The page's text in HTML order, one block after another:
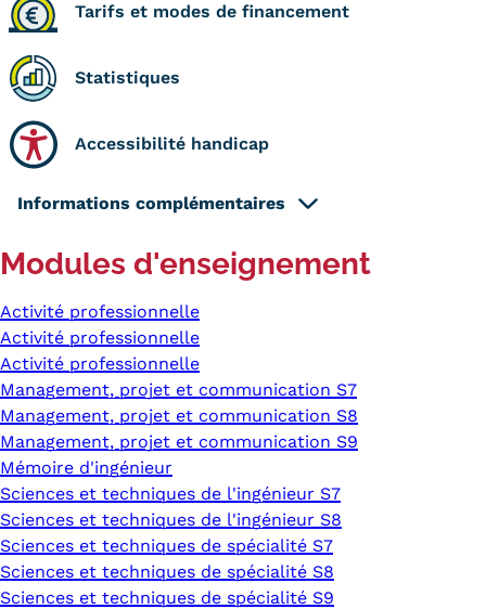
Tarifs et modes de financement
Statistiques
Accessibilité handicap
Informations complémentaires
Modules d'enseignement
Activité professionnelle
Activité professionnelle
Activité professionnelle
Management, projet et communication S7
Management, projet et communication S8
Management, projet et communication S9
Mémoire d'ingénieur
Sciences et techniques de l'ingénieur S7
Sciences et techniques de l'ingénieur S8
Sciences et techniques de spécialité S7
Sciences et techniques de spécialité S8
Sciences et techniques de spécialité S9